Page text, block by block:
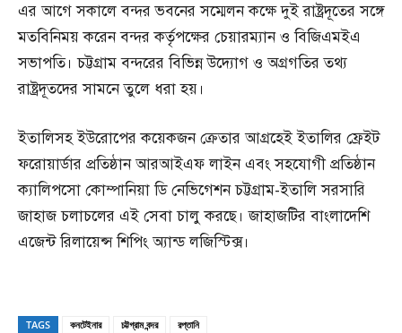
এর আগে সকালে বন্দর ভবনের সম্মেলন কক্ষে দুই রাষ্ট্রদূতের সঙ্গে
মতবিনিময় করেন বন্দর কর্তৃপক্ষের চেয়ারম্যান ও বিজিএমইএ
সভাপতি। চট্টগ্রাম বন্দরের বিভিন্ন উদ্যোগ ও অগ্রগতির তথ্য
রাষ্ট্রদূতদের সামনে তুলে ধরা হয়।
ইতালিসহ ইউরোপের কয়েকজন ক্রেতার আগ্রহেই ইতালির ফ্রেইট
ফরোয়ার্ডার প্রতিষ্ঠান আরআইএফ লাইন এবং সহযোগী প্রতিষ্ঠান
ক্যালিপসো কোম্পানিয়া ডি নেভিগেশন চট্টগ্রাম-ইতালি সরসারি
জাহাজ চলাচলের এই সেবা চালু করছে। জাহাজটির বাংলাদেশি
এজেন্ট রিলায়েন্স শিপিং অ্যান্ড লজিস্টিক্স।
TAGS কনটেইনার চট্টগ্রাম বন্দর রপ্তানি